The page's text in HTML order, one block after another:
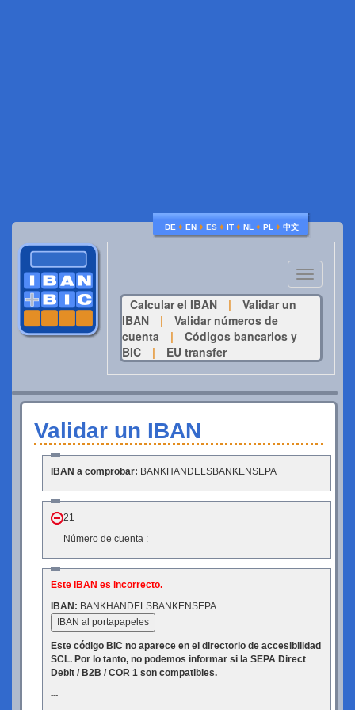
DE ♦ EN ♦ ES ♦ IT ♦ NL ♦ PL ♦ 中文
Toggle
navigation
Calcular el IBAN
|
Validar un
IBAN
|
Validar números de
cuenta
|
Códigos bancarios y
BIC
| EU transfer
Validar un IBAN
IBAN a comprobar: BANKHANDELSBANKENSEPA
21
Número de cuenta :
Este IBAN es incorrecto.
IBAN: BANKHANDELSBANKENSEPA
IBAN al portapapeles
Este código BIC no aparece en el directorio de accesibilidad
SCL. Por lo tanto, no podemos informar si la SEPA Direct
Debit / B2B / COR 1 son compatibles.
---.